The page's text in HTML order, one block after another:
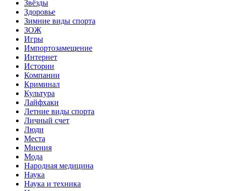
Звёзды
Здоровье
Зимние виды спорта
ЗОЖ
Игры
Импортозамещение
Интернет
Истории
Компании
Криминал
Культура
Лайфхаки
Летние виды спорта
Личный счет
Люди
Места
Мнения
Мода
Народная медицина
Наука
Наука и техника